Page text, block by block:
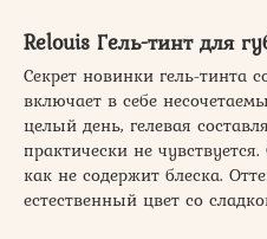
Relouis Гель-тинт для
Секрет новинки гель-тинта
включает в себе
целый день, гелевая
практически не
как не содержит блеска.
естественный цвет со